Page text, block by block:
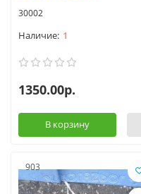
30002
1
1350.00р.
В корзину
903